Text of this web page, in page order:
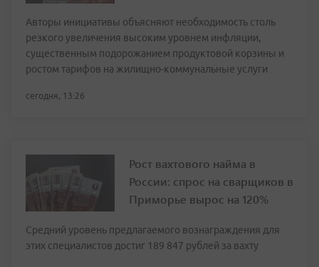
Авторы инициативы объясняют необходимость столь
резкого увеличения высоким уровнем инфляции,
существенным подорожанием продуктовой корзины и
ростом тарифов на жилищно-коммунальные услуги
сегодня, 13:26
Рост вахтового найма в
России: спрос на сварщиков в
Приморье вырос на 120%
Средний уровень предлагаемого вознаграждения для
этих специалистов достиг 189 847 рублей за вахту